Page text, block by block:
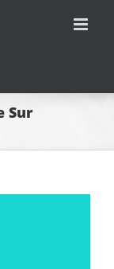
Sur